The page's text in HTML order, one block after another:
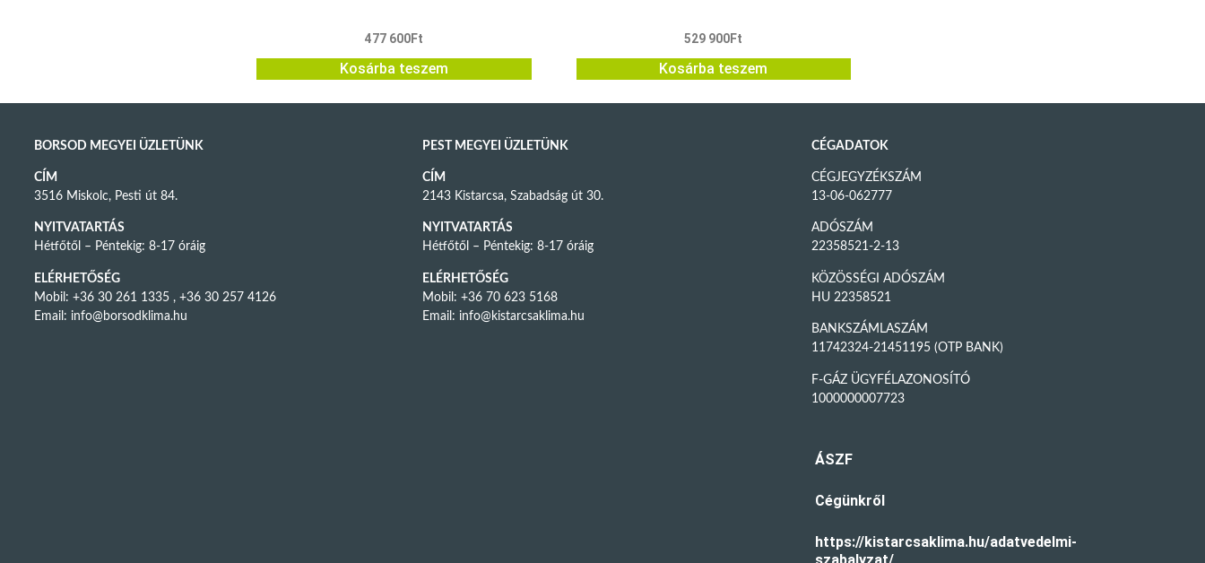
477 600Ft
Kosárba teszem
529 900Ft
Kosárba teszem
BORSOD MEGYEI ÜZLETÜNK
CÍM
3516 Miskolc, Pesti út 84.
NYITVATARTÁS
Hétfőtől – Péntekig: 8-17 óráig
ELÉRHETŐSÉG
Mobil: +36 30 261 1335 , +36 30 257 4126
Email: info@borsodklima.hu
PEST MEGYEI ÜZLETÜNK
CÍM
2143 Kistarcsa, Szabadság út 30.
NYITVATARTÁS
Hétfőtől – Péntekig: 8-17 óráig
ELÉRHETŐSÉG
Mobil: +36 70 623 5168
Email: info@kistarcsaklima.hu
CÉGADATOK
CÉGJEGYZÉKSZÁM
13-06-062777
ADÓSZÁM
22358521-2-13
KÖZÖSSÉGI ADÓSZÁM
HU 22358521
BANKSZÁMLASZÁM
11742324-21451195 (OTP BANK)
F-GÁZ ÜGYFÉLAZONOSÍTÓ
1000000007723
ÁSZF
Cégünkről
https://kistarcsaklima.hu/adatvedelmi-